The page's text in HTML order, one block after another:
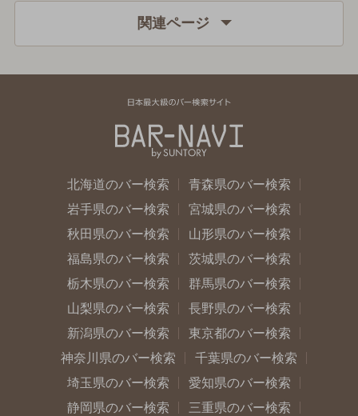
関連ページ
北海道のバー検索
青森県のバー検索
岩手県のバー検索
宮城県のバー検索
秋田県のバー検索
山形県のバー検索
福島県のバー検索
茨城県のバー検索
栃木県のバー検索
群馬県のバー検索
山梨県のバー検索
長野県のバー検索
新潟県のバー検索
東京都のバー検索
神奈川県のバー検索
千葉県のバー検索
埼玉県のバー検索
愛知県のバー検索
静岡県のバー検索
三重県のバー検索